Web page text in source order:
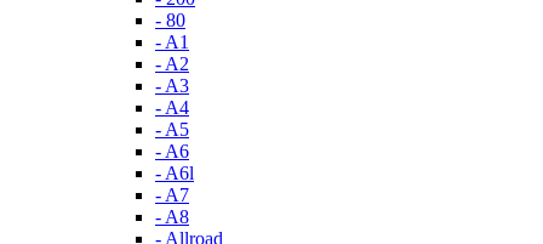
- 80
- A1
- A2
- A3
- A4
- A5
- A6
- A6l
- A7
- A8
- Allroad